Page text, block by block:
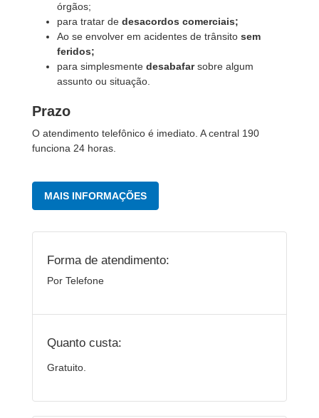
órgãos;
para tratar de desacordos comerciais;
Ao se envolver em acidentes de trânsito sem
feridos;
para simplesmente desabafarsobre algum
assunto ou situação.
Prazo
O atendimento telefônico é imediato. A central 190
funciona 24 horas.
MAIS INFORMAÇÕES
Forma de atendimento:
Por Telefone
Quanto custa:
Gratuito.